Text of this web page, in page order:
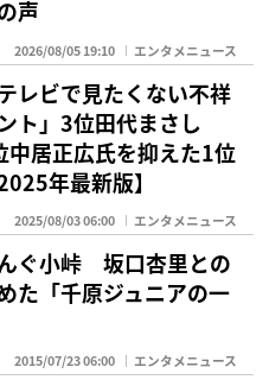
声
2026/08/05 19:10 エンタメニュース
テレビで見たくない不祥
ト」3位田代まさし
中居正広氏を抑えた1位
年最新版】
2025/08/03 06:00 エンタメニュース
ぐ小峠 坂口杏里との
た「千原ジュニアの一
2015/07/23 06:00 エンタメニュース